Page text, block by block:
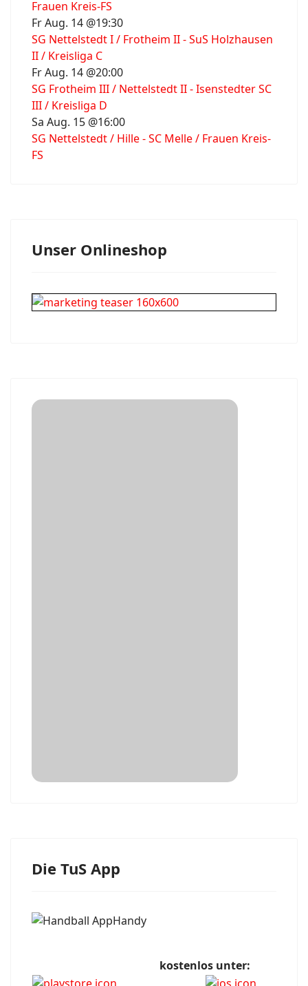
Frauen Kreis-FS
Fr Aug. 14 @19:30
SG Nettelstedt I / Frotheim II - SuS Holzhausen
II / Kreisliga C
Fr Aug. 14 @20:00
SG Frotheim III / Nettelstedt II - Isenstedter SC
III / Kreisliga D
Sa Aug. 15 @16:00
SG Nettelstedt / Hille - SC Melle / Frauen Kreis-
FS
Unser Onlineshop
Die TuS App
kostenlos unter: